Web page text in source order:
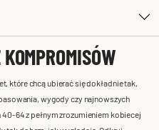
które chcą ubierać się dokładnie tak,
wygody czy najnowszych
64 z pełnym zrozumieniem kobiecej